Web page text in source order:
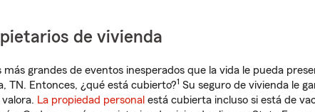
de vivienda
más grandes de eventos inesperados que la vida le pueda
TN. Entonces, ¿qué está cubierto?1 Su seguro de vivienda le
La propiedad personal está cubierta incluso si está de